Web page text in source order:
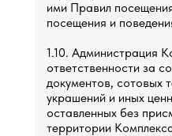
ими Правил
посещения и
1.10. Администрация
ответственности за
документов, сотовых
украшений и иных
оставленных без
территории